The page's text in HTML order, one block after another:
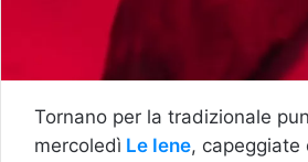
Tornano per la tradizionale
mercoledì Le Iene, capeggiate